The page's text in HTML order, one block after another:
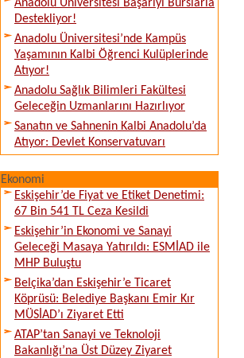
Anadolu Üniversitesi Başarıyı Burslarla
Destekliyor!
Anadolu Üniversitesi’nde Kampüs
Yaşamının Kalbi Öğrenci Kulüplerinde
Atıyor!
Anadolu Sağlık Bilimleri Fakültesi
Geleceğin Uzmanlarını Hazırlıyor
Sanatın ve Sahnenin Kalbi Anadolu’da
Atıyor: Devlet Konservatuvarı
Ekonomi
Eskişehir’de Fiyat ve Etiket Denetimi:
67 Bin 541 TL Ceza Kesildi
Eskişehir’in Ekonomi ve Sanayi
Geleceği Masaya Yatırıldı: ESMİAD ile
MHP Buluştu
Belçika’dan Eskişehir’e Ticaret
Köprüsü: Belediye Başkanı Emir Kır
MÜSİAD’ı Ziyaret Etti
ATAP’tan Sanayi ve Teknoloji
Bakanlığı’na Üst Düzey Ziyaret